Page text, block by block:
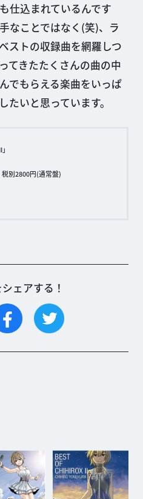
仕込まれているんです
なことではなく(笑)、ラ
ストの収録曲を網羅しつ
てきたたくさんの曲の中
でもらえる楽曲をいっぱ
たいと思っています。
別2800円(通常盤)
ェアする！